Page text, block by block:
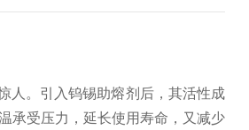
。引入钨锡助熔剂后，其活性成
承受压力，延长使用寿命，又减少